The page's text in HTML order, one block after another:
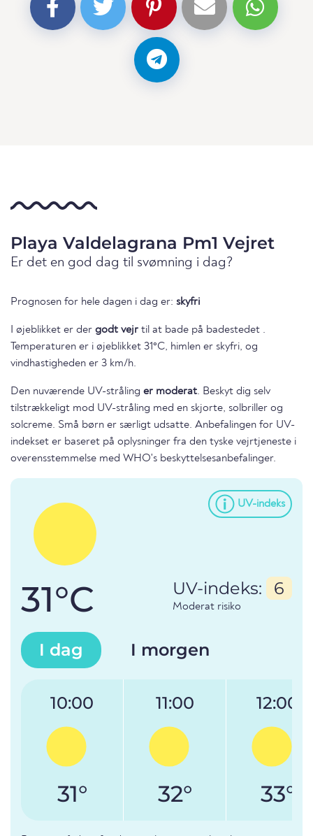
Playa Valdelagrana Pm1 Vejret
Er det en god dag til svømning i dag?
Prognosen for hele dagen i dag er: skyfri
I øjeblikket er der godt vejr til at bade på badestedet .
Temperaturen er i øjeblikket 31°C, himlen er skyfri, og
vindhastigheden er 3 km/h.
Den nuværende UV-stråling er moderat. Beskyt dig selv
tilstrækkeligt mod UV-stråling med en skjorte, solbriller og
solcreme. Små børn er særligt udsatte. Anbefalingen for UV-
indekset er baseret på oplysninger fra den tyske vejrtjeneste i
overensstemmelse med WHO's beskyttelsesanbefalinger.
UV-indeks
31°C UV-indeks: 6
Moderat risiko
I dag I morgen
10:00
31°
11:00
32°
12:00
33°